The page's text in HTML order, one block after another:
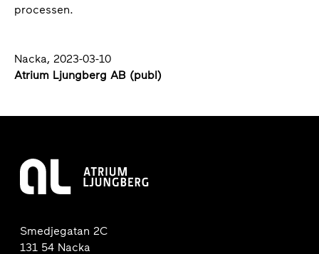
processen.
Nacka, 2023-03-10
Atrium Ljungberg AB (publ)
Smedjegatan 2C
131 54 Nacka